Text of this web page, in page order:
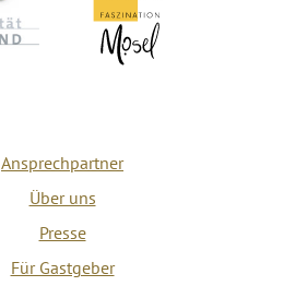
Ansprechpartner
Über uns
Presse
Für Gastgeber